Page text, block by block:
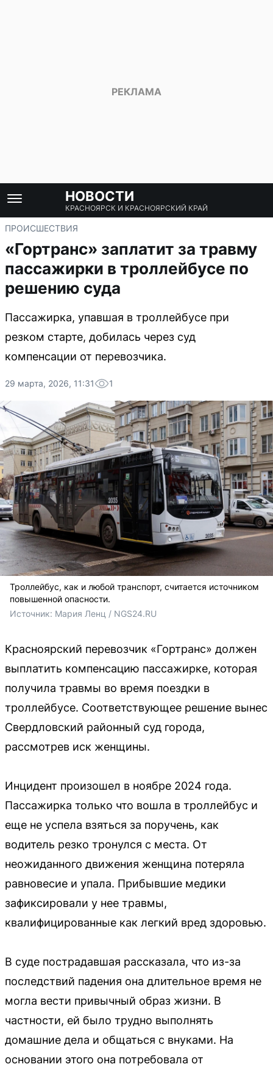
НОВОСТИ
КРАСНОЯРСК И КРАСНОЯРСКИЙ КРАЙ
ПРОИСШЕСТВИЯ
«Гортранс» заплатит за травму
пассажирки в троллейбусе по
решению суда
Пассажирка, упавшая в троллейбусе при
резком старте, добилась через суд
компенсации от перевозчика.
29 марта, 2026, 11:31 1
Троллейбус, как и любой транспорт, считается источником
повышенной опасности.
Источник: Мария Ленц / NGS24.RU
Красноярский перевозчик «Гортранс» должен
выплатить компенсацию пассажирке, которая
получила травмы во время поездки в
троллейбусе. Соответствующее решение вынес
Свердловский районный суд города,
рассмотрев иск женщины.
Инцидент произошел в ноябре 2024 года.
Пассажирка только что вошла в троллейбус и
еще не успела взяться за поручень, как
водитель резко тронулся с места. От
неожиданного движения женщина потеряла
равновесие и упала. Прибывшие медики
зафиксировали у нее травмы,
квалифицированные как легкий вред здоровью.
В суде пострадавшая рассказала, что из-за
последствий падения она длительное время не
могла вести привычный образ жизни. В
частности, ей было трудно выполнять
домашние дела и общаться с внуками. На
основании этого она потребовала от